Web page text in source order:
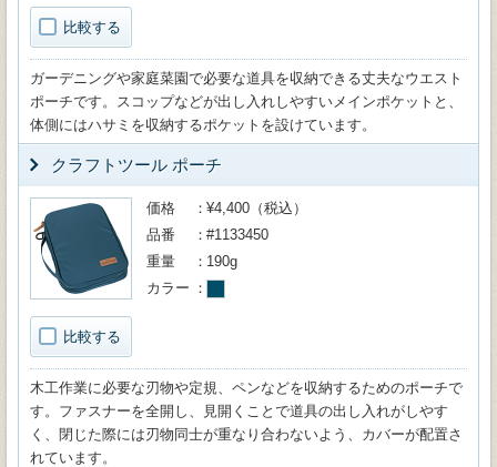
比較する
ガーデニングや家庭菜園で必要な道具を収納できる丈夫なウエスト
ポーチです。スコップなどが出し入れしやすいメインポケットと、
体側にはハサミを収納するポケットを設けています。
クラフトツール ポーチ
比較する
価格
¥4,400（税込）
品番
#1133450
重量
190g
カラー
木工作業に必要な刃物や定規、ペンなどを収納するためのポーチで
す。ファスナーを全開し、見開くことで道具の出し入れがしやす
く、閉じた際には刃物同士が重なり合わないよう、カバーが配置さ
れています。